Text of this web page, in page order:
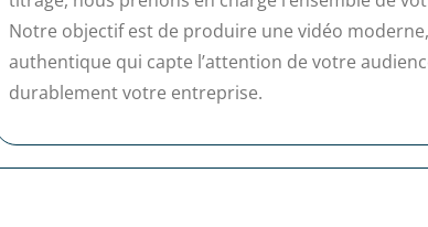
Notre objectif est de produire une vidéo
authentique qui capte l’attention de votre
durablement votre entreprise.